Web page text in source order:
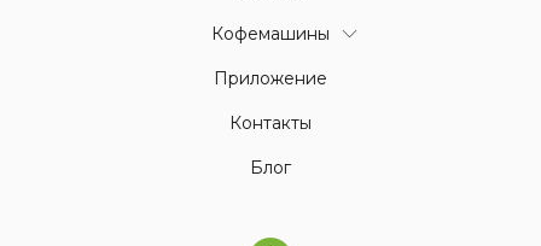
Кофемашины
Приложение
Контакты
Блог